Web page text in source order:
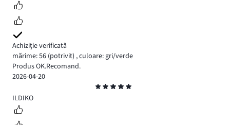
Achiziție verificată
mărime: 56 (potrivit) ,culoare: gri/verde
Produs OK.Recomand.
2026-04-20
5
ILDIKO